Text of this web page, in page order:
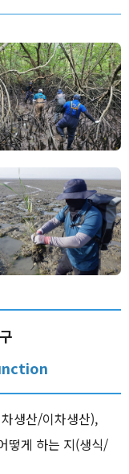
생산/이차생산),
떻게 하는 지(생식/